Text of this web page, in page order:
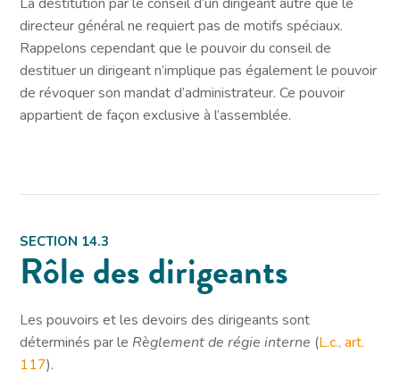
directeur général ne requiert pas de motifs spéciaux.
Rappelons cependant que le pouvoir du conseil de
destituer un dirigeant n’implique pas également le pouvoir
de révoquer son mandat d’administrateur. Ce pouvoir
appartient de façon exclusive à l’assemblée.
SECTION 14.3
Rôle des dirigeants
Les pouvoirs et les devoirs des dirigeants sont
déterminés par le Règlement de régie interne (L.c., art.
117).